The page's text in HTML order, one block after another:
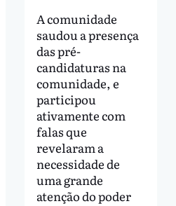
A comunidade
saudou a presença
das pré-
candidaturas na
comunidade, e
participou
ativamente com
falas que
revelaram a
necessidade de
uma grande
atenção do poder